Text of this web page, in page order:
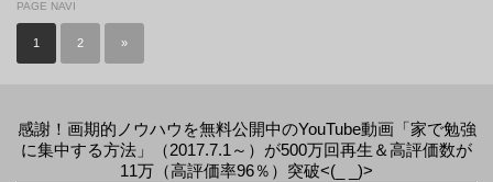
PAGE NAVI
1 2 »
感謝！画期的ノウハウを無料公開中のYouTube動画「家で勉強
に集中する方法」（2017.7.1～）が500万回再生＆高評価数が
11万（高評価率96％）突破<(_ _)>